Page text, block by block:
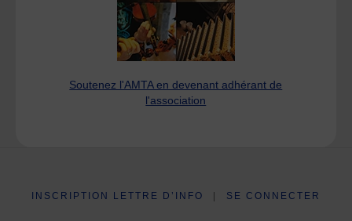
Soutenez l'AMTA en devenant adhérant de
l'association
INSCRIPTION LETTRE D’INFO SE CONNECTER